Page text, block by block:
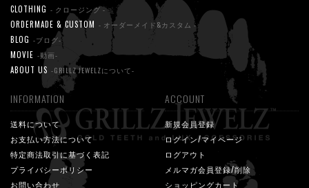
CLOTHING - クロージング -
ORDERMADE & CUSTOM - オーダーメイド&カスタム -
BLOG -ブログ-
MOVIE -動画-
ABOUT US -GRILLZ JEWELZについて-
INFORMATION
送料について
お支払い方法について
特定商法取引に基づく表記
プライバシーポリシー
お問い合わせ
ACCOUNT
新規会員登録
ログイン/マイページ
ログアウト
メルマガ会員登録/削除
ショッピングカート